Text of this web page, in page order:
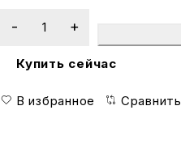
Купить сейчас
В избранное Сравнить